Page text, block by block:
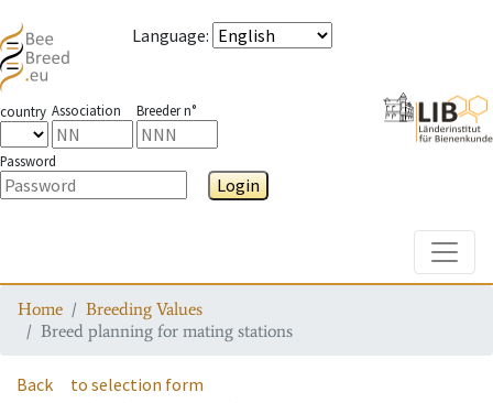
Language:
country Association Breeder n°
Password
Login
Home
Breeding Values
Breed planning for mating stations
Back to selection form